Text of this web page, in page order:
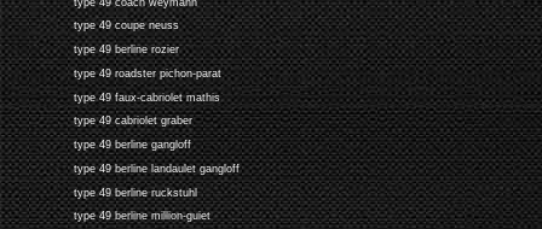
type 49 coupe neuss
type 49 berline rozier
type 49 roadster pichon-parat
type 49 faux-cabriolet mathis
type 49 cabriolet graber
type 49 berline gangloff
type 49 berline landaulet gangloff
type 49 berline ruckstuhl
type 49 berline million-guiet